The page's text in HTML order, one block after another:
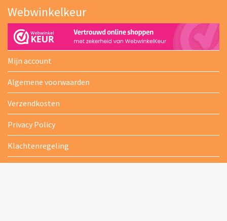
Webwinkelkeur
Mijn account
Algemene voorwaarden
Verzendkosten
Privacy Policy
Klachtenregeling